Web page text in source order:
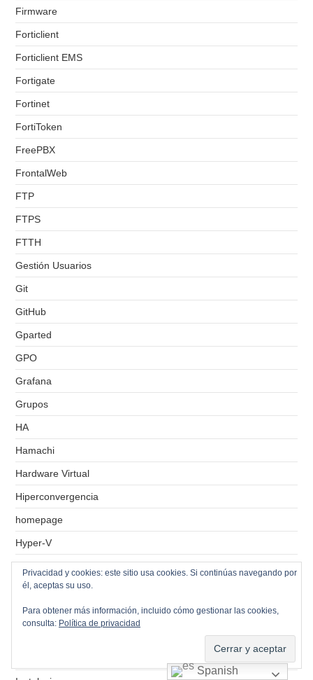
Firmware
Forticlient
Forticlient EMS
Fortigate
Fortinet
FortiToken
FreePBX
FrontalWeb
FTP
FTPS
FTTH
Gestión Usuarios
Git
GitHub
Gparted
GPO
Grafana
Grupos
HA
Hamachi
Hardware Virtual
Hiperconvergencia
homepage
Hyper-V
IAM
IIS
IMAP
Spanish
Privacidad y cookies: este sitio usa cookies. Si continúas navegando por
él, aceptas su uso.
Para obtener más información, incluido cómo gestionar las cookies,
consulta: Política de privacidad